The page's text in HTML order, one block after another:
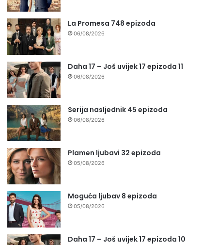
La Promesa 748 epizoda
06/08/2026
Daha 17 – Još uvijek 17 epizoda 11
06/08/2026
Serija nasljednik 45 epizoda
06/08/2026
Plamen ljubavi 32 epizoda
05/08/2026
Moguća ljubav 8 epizoda
05/08/2026
Daha 17 – Još uvijek 17 epizoda 10